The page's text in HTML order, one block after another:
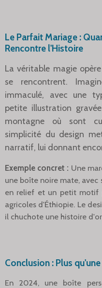
Le Parfait Mariage :
Rencontre l'Histoire
La véritable magie
se rencontrent.
immaculé, avec une
petite illustration
montagne où sont
simplicité du design
narratif, lui donnant
Exemple concret : Une
une boîte noire mate,
en relief et un petit motif
agricoles d'Éthiopie. Le
il chuchote une histoire
Conclusion : Plus
En 2024, une boîte